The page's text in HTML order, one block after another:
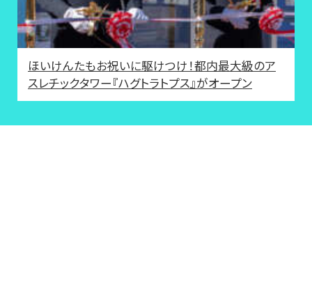
ほいけんたもお祝いに駆けつけ！都内最大級のア
スレチックタワー『ハグトラトプス』がオープン